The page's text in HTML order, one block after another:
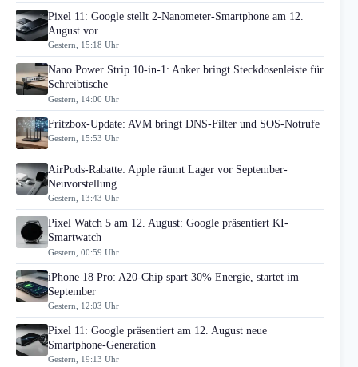
Pixel 11: Google stellt 2-Nanometer-Smartphone am 12.
August vor
Gestern, 15:18 Uhr
Nano Power Strip 10-in-1: Anker bringt Steckdosenleiste für
Schreibtische
Gestern, 14:00 Uhr
Fritzbox-Update: AVM bringt DNS-Filter und SOS-Notrufe
Gestern, 15:53 Uhr
AirPods-Rabatte: Apple räumt Lager vor September-
Neuvorstellung
Gestern, 13:43 Uhr
Pixel Watch 5 am 12. August: Google präsentiert KI-
Smartwatch
Gestern, 00:59 Uhr
iPhone 18 Pro: A20-Chip spart 30% Energie, startet im
September
Gestern, 12:03 Uhr
Pixel 11: Google präsentiert am 12. August neue
Smartphone-Generation
Gestern, 19:13 Uhr